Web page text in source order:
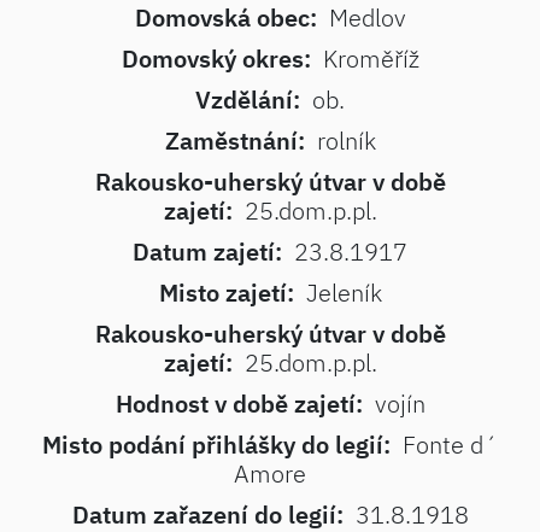
Domovská obec: Medlov
Domovský okres: Kroměříž
Vzdělání: ob.
Zaměstnání: rolník
Rakousko-uherský útvar v době
zajetí: 25.dom.p.pl.
Datum zajetí: 23.8.1917
Misto zajetí: Jeleník
Rakousko-uherský útvar v době
zajetí: 25.dom.p.pl.
Hodnost v době zajetí: vojín
Misto podání přihlášky do legií: Fonte d´
Amore
Datum zařazení do legií: 31.8.1918